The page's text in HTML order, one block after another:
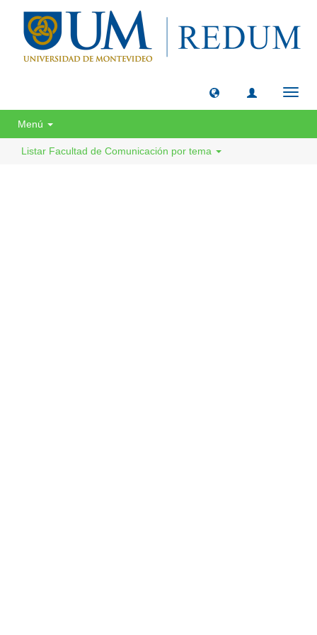
Menú
Listar Facultad de Comunicación por tema